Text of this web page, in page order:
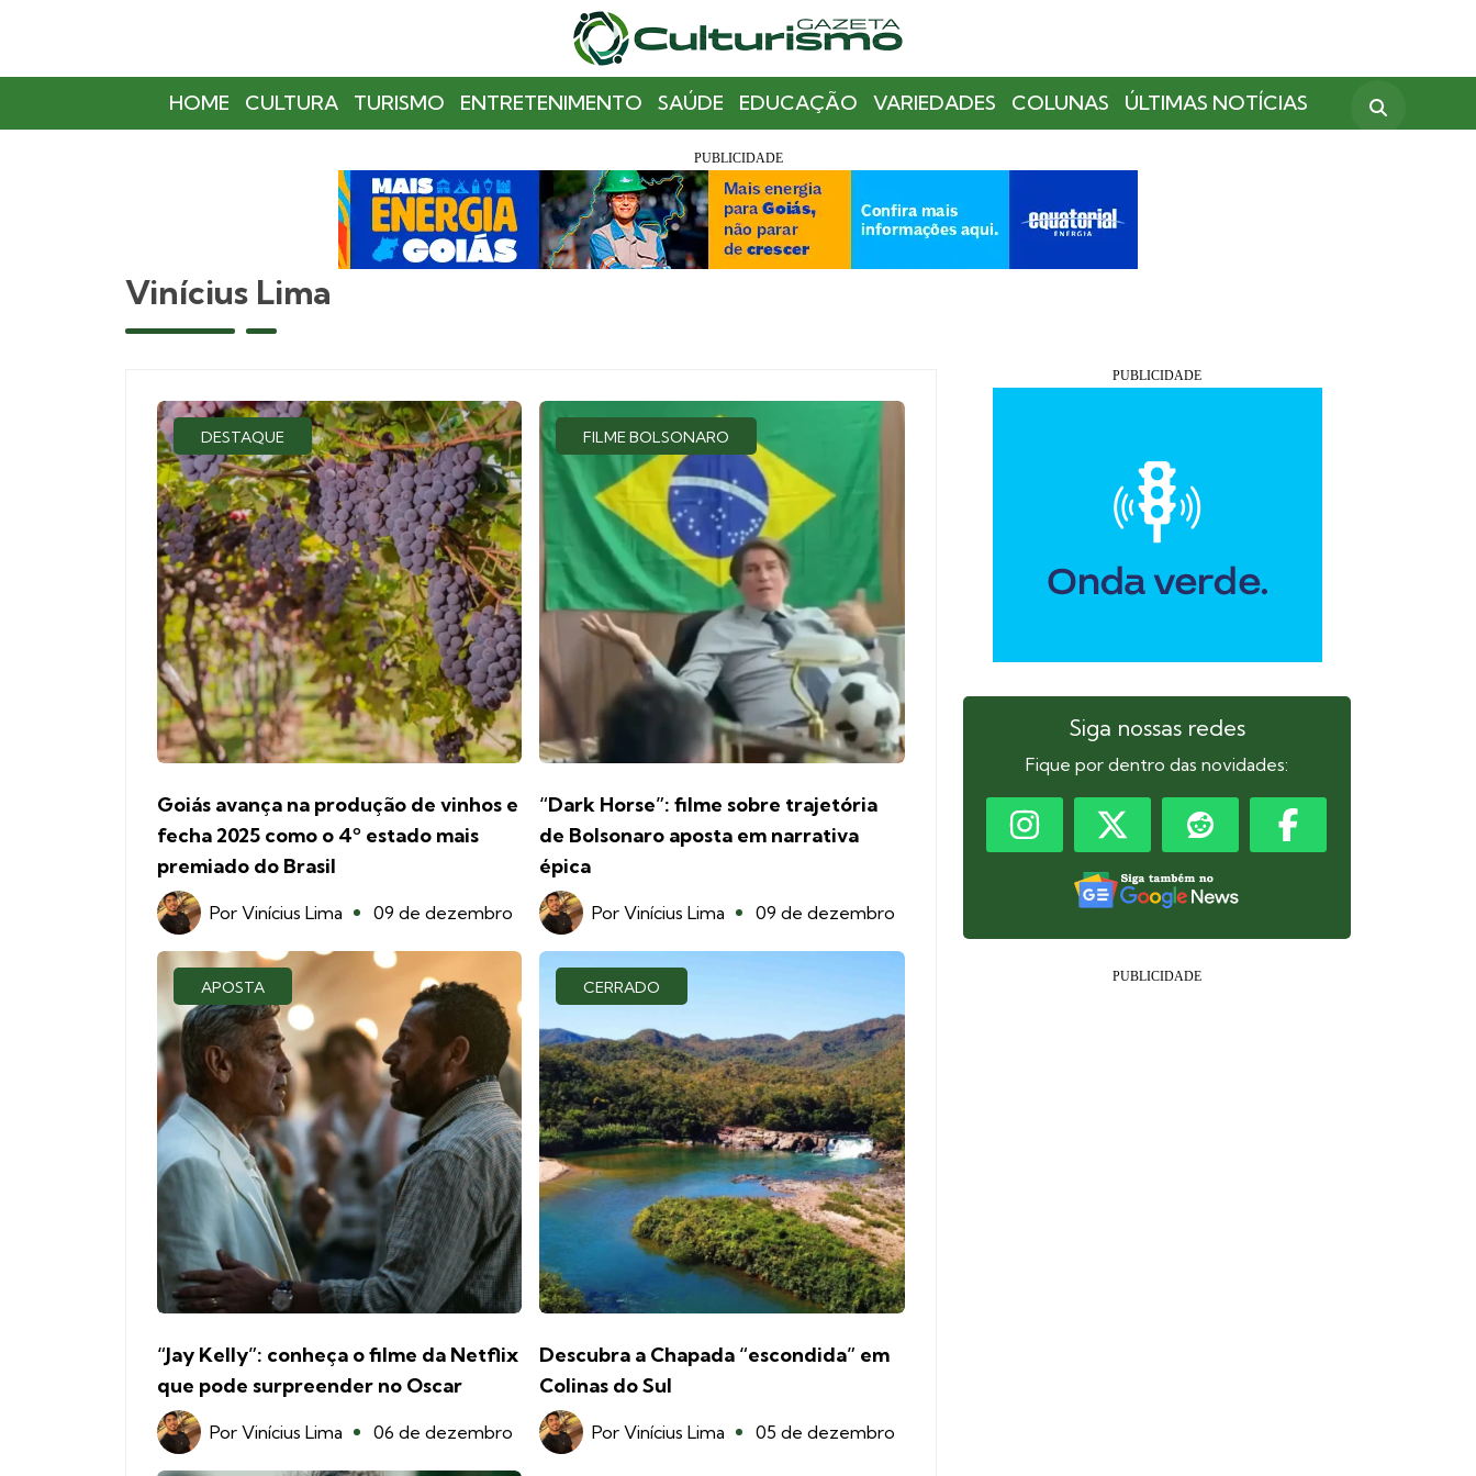
HOME CULTURA TURISMO ENTRETENIMENTO SAÚDE EDUCAÇÃO VARIEDADES COLUNAS ÚLTIMAS NOTÍCIAS
Vinícius Lima
DESTAQUE
Goiás avança na produção de vinhos e
fecha 2025 como o 4º estado mais
premiado do Brasil
Por Vinícius Lima 09 de dezembro
FILME BOLSONARO
“Dark Horse”: filme sobre trajetória
de Bolsonaro aposta em narrativa
épica
PorVinícius Lima 09 de dezembro
APOSTA
“Jay Kelly”: conheça o filme da Netflix
que pode surpreender no Oscar
Por Vinícius Lima 06 de dezembro
CERRADO
Descubra a Chapada “escondida” em
Colinas do Sul
PorVinícius Lima 05 de dezembro
Siga nossas redes
Fique por dentro das novidades: